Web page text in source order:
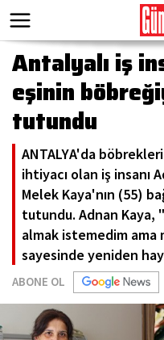
Antalyalı iş
eşinin
tutundu
ANTALYA'da
ihtiyacı olan iş insanı
Melek Kaya'nın (55)
tutundu. Adnan Kaya,
almak istemedim ama
sayesinde yeniden
ABONE OL